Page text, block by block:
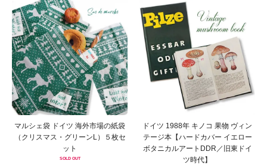
マルシェ袋 ドイツ 海外市場の紙袋
（クリスマス・グリーンL）５枚セ
ット
SOLD OUT
ドイツ 1988年 キノコ 果物 ヴィン
テージ本【ハードカバー イエロー
ボタニカルアートDDR／旧東ドイ
ツ時代】